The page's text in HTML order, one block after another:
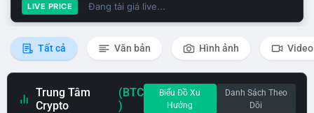
LIVE PRICE Đang tải giá live...
Tất cả Văn bản Hình ảnh Video
Trung Tâm
Crypto
(BTC
)
Biểu Đồ Xu
Hướng
Danh Sách Theo
Dõi